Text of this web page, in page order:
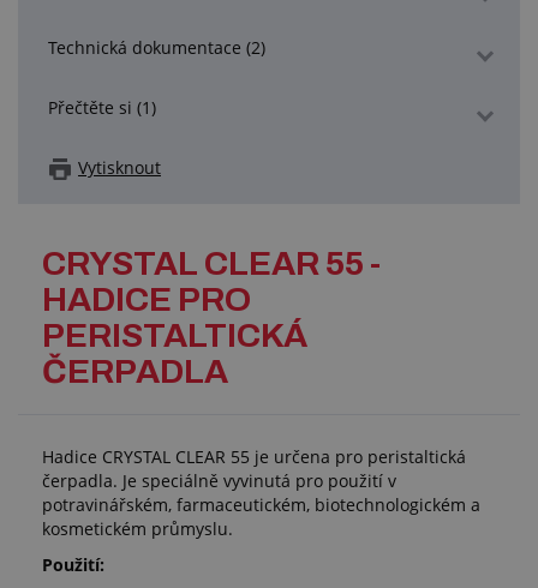
Technická dokumentace (2)
Přečtěte si (1)
Vytisknout
CRYSTAL CLEAR 55 -
HADICE PRO
PERISTALTICKÁ
ČERPADLA
Hadice CRYSTAL CLEAR 55 je určena pro peristaltická
čerpadla. Je speciálně vyvinutá pro použití v
potravinářském, farmaceutickém, biotechnologickém a
kosmetickém průmyslu.
Použití: